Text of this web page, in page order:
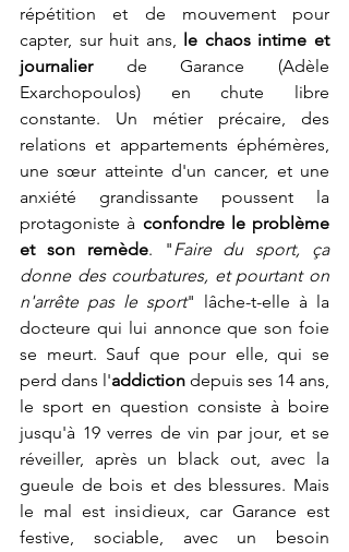
répétition et de mouvement pour
capter, sur huit ans, le chaos intime et
journalier de Garance (Adèle
Exarchopoulos) en chute libre
constante. Un métier précaire, des
relations et appartements éphémères,
une sœur atteinte d'un cancer, et une
anxiété grandissante poussent la
protagoniste à confondre le problème
et son remède. "Faire du sport, ça
donne des courbatures, et pourtant on
n'arrête pas le sport" lâche-t-elle à la
docteure qui lui annonce que son foie
se meurt. Sauf que pour elle, qui se
perd dans l'addiction depuis ses 14 ans,
le sport en question consiste à boire
jusqu'à 19 verres de vin par jour, et se
réveiller, après un black out, avec la
gueule de bois et des blessures. Mais
le mal est insidieux, car Garance est
festive, sociable, avec un besoin